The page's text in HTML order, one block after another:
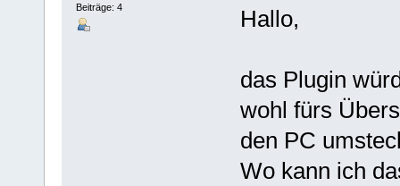
Beiträge: 4 Hallo,
das Plugin
wohl fürs
den PC
Wo kann ich